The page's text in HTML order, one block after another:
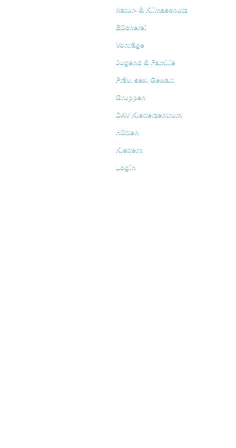
Natur- & Klimaschutz
Bücherei
Vorträge
Jugend & Familie
Präv. sex. Gewalt
Gruppen
DAV Kletterzentrum
Hütten
Klettern
Login